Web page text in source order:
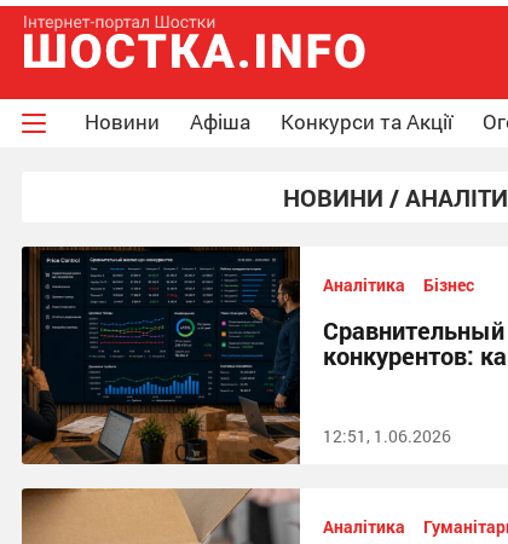
Новини Афіша Конкурси та Акції
НОВИНИ /
Аналітика Бізнес
конкурентов:
12:51, 1.06.2026
Аналітика